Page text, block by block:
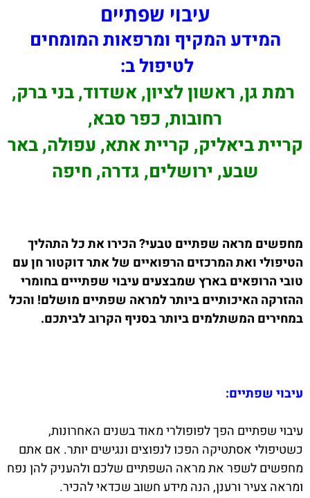
עיבוי שפתיים
המידע המקיף ומרפאות המומחים
לטיפול ב:
רמת גן, ראשון לציון, אשדוד, בני ברק,
רחובות, כפר סבא,
קריית ביאליק, קריית אתא, עפולה, באר
שבע, ירושלים, גדרה, חיפה
מחפשים מראה שפתיים טבעי? הכירו את כל התהליך
הטיפולי ואת המרכזים הרפואיים של אתר דוקטור חן עם
טובי הרופאים בארץ שמבצעים עיבוי שפתייים בחומרי
ההזרקה האיכותיים ביותר למראה שפתיים מושלם! והכל
במחירים המשתלמים ביותר בסניף הקרוב לביתכם.
עיבוי שפתיים:
עיבוי שפתיים הפך לפופולרי מאוד בשנים האחרונות,
כשטיפולי אסתטיקה הפכו לנפוצים ונגישים יותר. אם אתם
מחפשים לשפר את מראה השפתיים שלכם ולהעניק להן נפח
ומראה צעיר ורענן, הנה מידע חשוב שכדאי להכיר.